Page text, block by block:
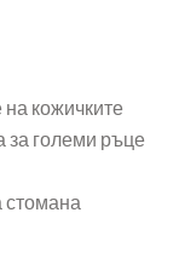
кожичките
големи ръце